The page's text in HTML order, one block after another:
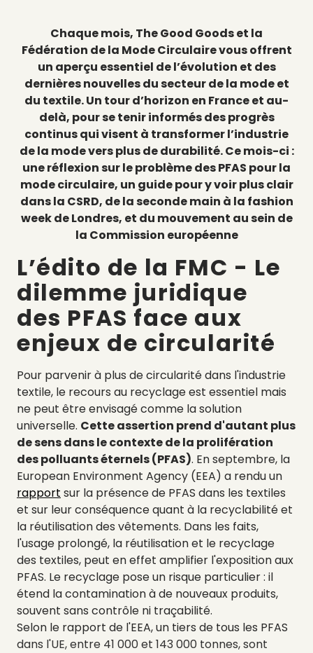
Chaque mois, The Good Goods et la
Fédération de la Mode Circulaire vous offrent
un aperçu essentiel de l’évolution et des
dernières nouvelles du secteur de la mode et
du textile. Un tour d’horizon en France et au-
delà, pour se tenir informés des progrès
continus qui visent à transformer l’industrie
de la mode vers plus de durabilité. Ce mois-ci :
une réflexion sur le problème des PFAS pour la
mode circulaire, un guide pour y voir plus clair
dans la CSRD, de la seconde main à la fashion
week de Londres, et du mouvement au sein de
la Commission européenne
L’édito de la FMC - Le
dilemme juridique
des PFAS face aux
enjeux de circularité
Pour parvenir à plus de circularité dans l'industrie
textile, le recours au recyclage est essentiel mais
ne peut être envisagé comme la solution
universelle. Cette assertion prend d'autant plus
de sens dans le contexte de la prolifération
des polluants éternels (PFAS). En septembre, la
European Environment Agency (EEA) a rendu un
rapport sur la présence de PFAS dans les textiles
et sur leur conséquence quant à la recyclabilité et
la réutilisation des vêtements. Dans les faits,
l'usage prolongé, la réutilisation et le recyclage
des textiles, peut en effet amplifier l'exposition aux
PFAS. Le recyclage pose un risque particulier : il
étend la contamination à de nouveaux produits,
souvent sans contrôle ni traçabilité.
Selon le rapport de l'EEA, un tiers de tous les PFAS
dans l'UE, entre 41 000 et 143 000 tonnes, sont